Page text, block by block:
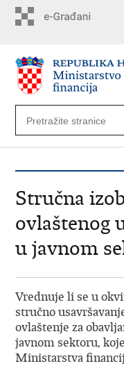
Stručna
ovlaštenog
u javnom
Vrednuje li se u
stručno
ovlaštenje za
javnom sektoru,
Ministarstva